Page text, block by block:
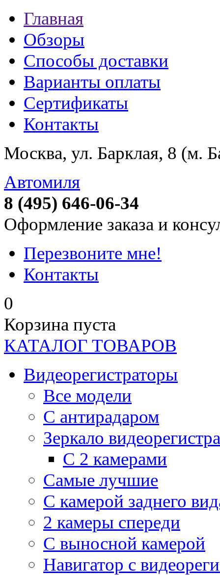
Главная
Обзоры
Способы доставки
Варианты оплаты
Сертификаты
Контакты
Москва, ул. Барклая, 8 (м.
Автомиля
8 (495) 646-06-34
Оформление заказа и
Перезвоните мне!
Контакты
0
Корзина пуста
КАТАЛОГ ТОВАРОВ
Видеорегистраторы
Все модели
C антирадаром
Зеркало
С 2 камерами
Самые лучшие
С камерой заднего
2 камеры спереди
С выносной камерой
Навигатор с